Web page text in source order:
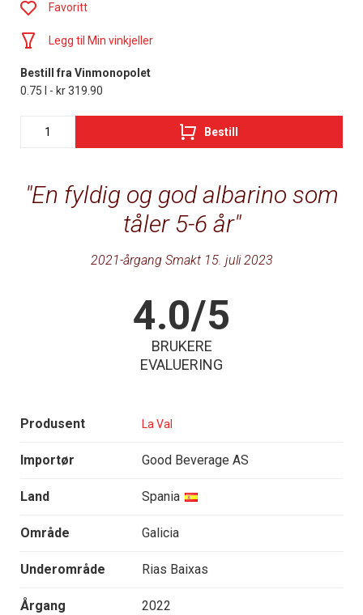
En fyldig og god albarino som
tåler 5-6 år
2021-årgang Smakt 15. juli 2023
4.0/5
BRUKERE
EVALUERING
Produsent La Val
Importør Good Beverage AS
Land Spania
Område Galicia
Underområde Rias Baixas
Årgang 2022
Favoritt
Legg til Min vinkjeller
Bestill fra Vinmonopolet
0.75 l - kr 319.90
Bestill